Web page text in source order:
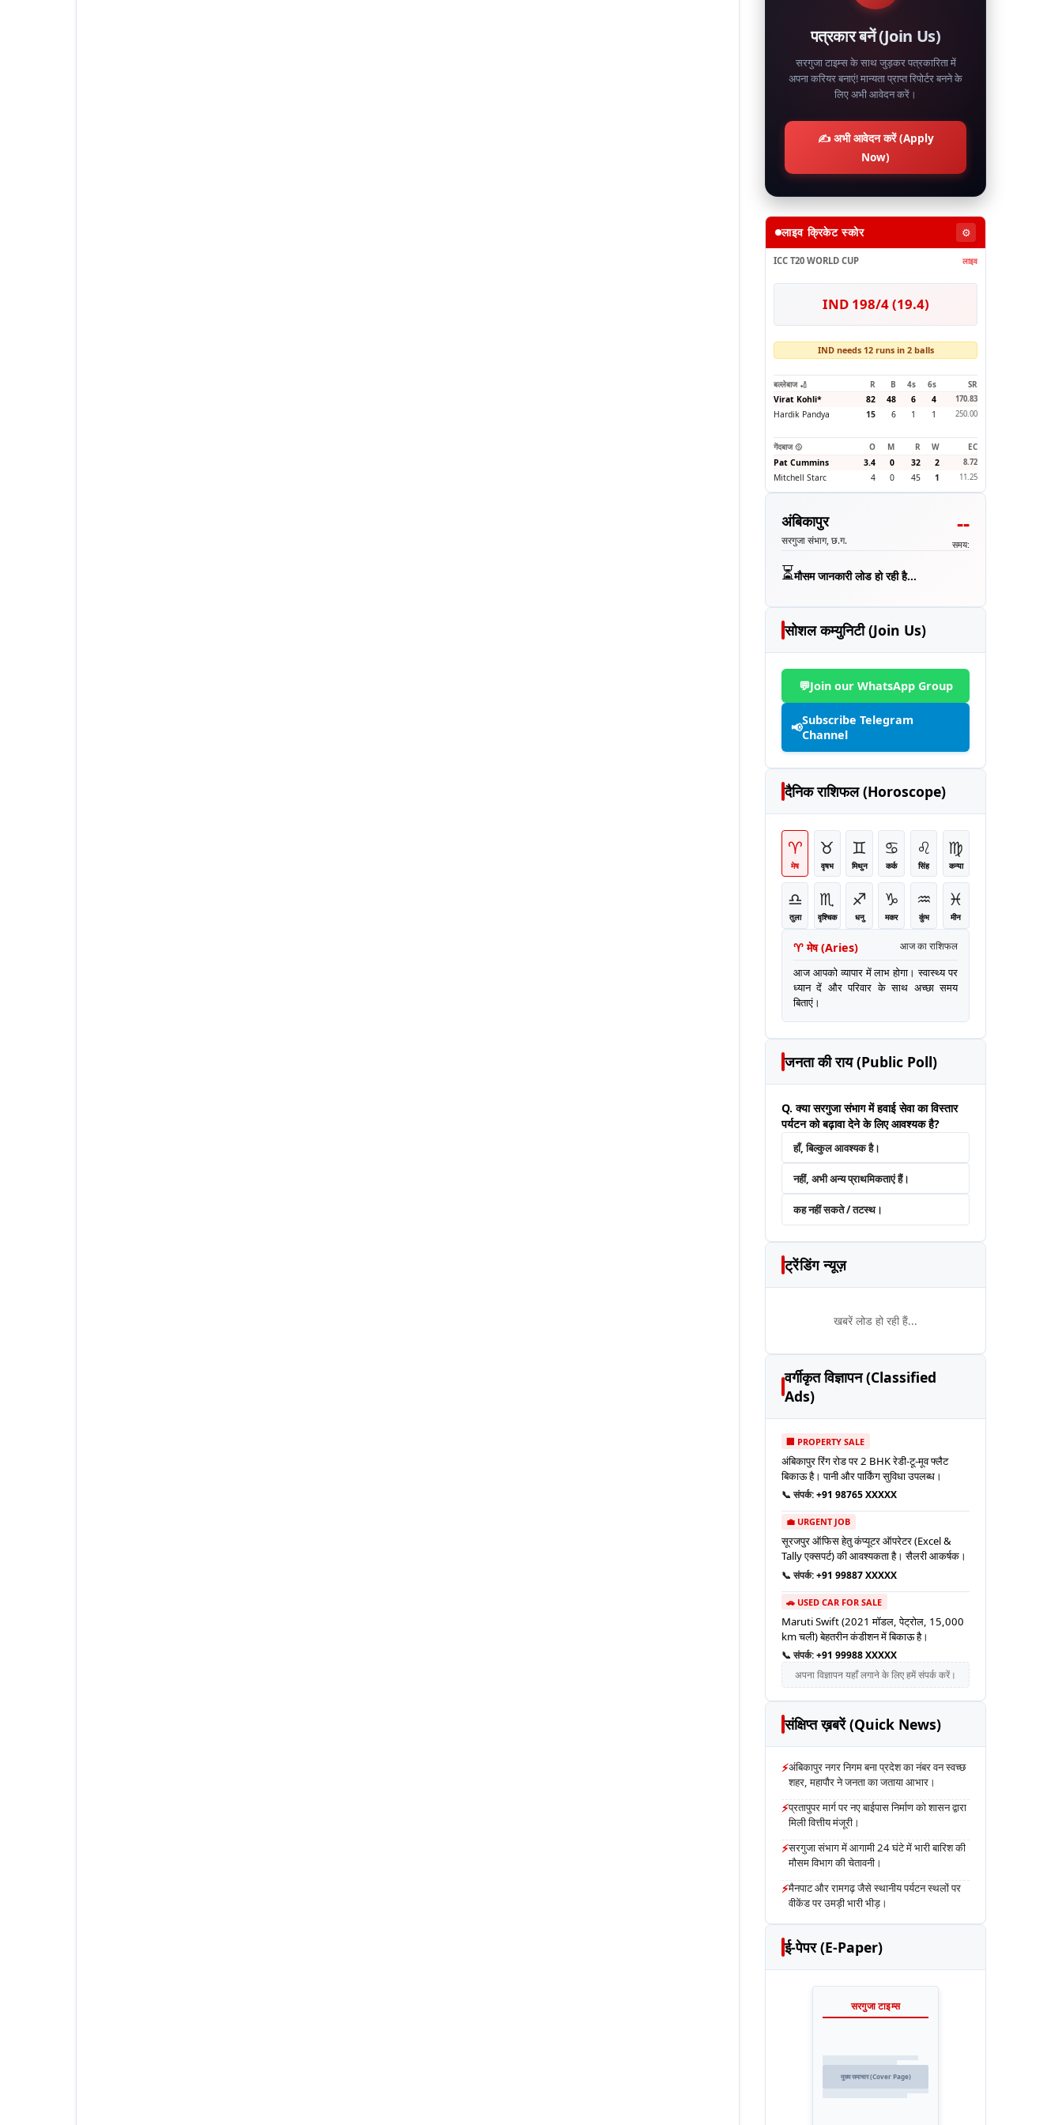
पत्रकार बनें (Join Us)
सरगुजा टाइम्स के साथ जुड़कर पत्रकारिता में
अपना करियर बनाएं! मान्यता प्राप्त रिपोर्टर बनने के
लिए अभी आवेदन करें।
✍️ अभी आवेदन करें (Apply
Now)
लाइव क्रिकेट स्कोर ⚙️
ICC T20 WORLD CUP लाइव
IND 198/4 (19.4)
IND needs 12 runs in 2 balls
बल्लेबाज 🏏 R B 4s 6s
SR
Virat Kohli* 82 48 6 4 170.83
Hardik Pandya 15 6 1 1 250.00
गेंदबाज 🥎 O M R W
EC
Pat Cummins
3.4 0 32 2 8.72
Mitchell Starc 4 0 45 1 11.25
अंबिकापुर
सरगुजा संभाग, छ.ग.
--
समय:
⏳मौसम जानकारी लोड हो रही है...
सोशल कम्युनिटी (Join Us)
💬Join our WhatsApp Group
📢Subscribe Telegram
Channel
दैनिक राशिफल (Horoscope)
♈
मेष
♉
वृषभ
♊
मिथुन
♋
कर्क
♌
सिंह
♍
कन्या
♎
तुला
♏
वृश्चिक
♐
धनु
♑
मकर
♒
कुंभ
♓
मीन
♈ मेष(Aries) आज का राशिफल
आज आपको व्यापार में लाभ होगा। स्वास्थ्य पर
ध्यान दें और परिवार के साथ अच्छा समय
बिताएं।
जनता की राय (Public Poll)
Q. क्या सरगुजा संभाग में हवाई सेवा का विस्तार
पर्यटन को बढ़ावा देने के लिए आवश्यक है?
हाँ, बिल्कुल आवश्यक है।
नहीं, अभी अन्य प्राथमिकताएं हैं।
कह नहीं सकते / तटस्थ।
ट्रेंडिंग न्यूज़
खबरें लोड हो रही हैं...
वर्गीकृत विज्ञापन (Classified
Ads)
🏢 PROPERTY SALE
अंबिकापुर रिंग रोड पर 2 BHK रेडी-टू-मूव फ्लैट
बिकाऊ है। पानी और पार्किंग सुविधा उपलब्ध।
📞 संपर्क:+91 98765 XXXXX
💼 URGENT JOB
सूरजपुर ऑफिस हेतु कंप्यूटर ऑपरेटर (Excel &
Tally एक्सपर्ट) की आवश्यकता है। सैलरी आकर्षक।
📞 संपर्क:+91 99887 XXXXX
🚗 USED CAR FOR SALE
Maruti Swift (2021 मॉडल, पेट्रोल, 15,000
km चली) बेहतरीन कंडीशन में बिकाऊ है।
📞 संपर्क:+91 99988 XXXXX
अपना विज्ञापन यहाँ लगाने के लिए हमें संपर्क करें।
संक्षिप्त ख़बरें (Quick News)
⚡अंबिकापुर नगर निगम बना प्रदेश का नंबर वन स्वच्छ
शहर, महापौर ने जनता का जताया आभार।
⚡प्रतापुपर मार्ग पर नए बाईपास निर्माण को शासन द्वारा
मिली वित्तीय मंजूरी।
⚡सरगुजा संभाग में आगामी 24 घंटे में भारी बारिश की
मौसम विभाग की चेतावनी।
⚡मैनपाट और रामगढ़ जैसे स्थानीय पर्यटन स्थलों पर
वीकेंड पर उमड़ी भारी भीड़।
ई-पेपर (E-Paper)
सरगुजा टाइम्स
मुख्य समाचार (Cover Page)